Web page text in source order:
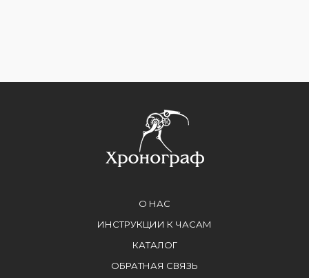
О НАС
ИНСТРУКЦИИ К ЧАСАМ
КАТАЛОГ
ОБРАТНАЯ СВЯЗЬ